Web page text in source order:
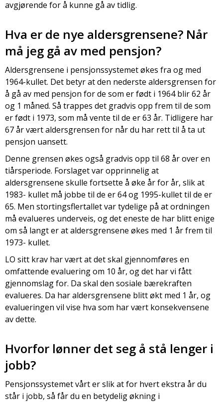
avgjørende for å kunne gå av tidlig.
Hva er de nye aldersgrensene? Når
må jeg gå av med pensjon?
Aldersgrensene i pensjonssystemet økes fra og med
1964-kullet. Det betyr at den nederste aldersgrensen for
å gå av med pensjon for de som er født i 1964 blir 62 år
og 1 måned. Så trappes det gradvis opp frem til de som
er født i 1973, som må vente til de er 63 år. Tidligere har
67 år vært aldersgrensen for når du har rett til å ta ut
pensjon uansett.
Denne grensen økes også gradvis opp til 68 år over en
tiårsperiode. Forslaget var opprinnelig at
aldersgrensene skulle fortsette å øke år for år, slik at
1983- kullet må jobbe til de er 64 og 1995-kullet til de er
65. Men stortingsflertallet var tydelige på at ordningen
må evalueres underveis, og det eneste de har blitt enige
om så langt er at aldersgrensene økes med 1 år frem til
1973- kullet.
LO sitt krav har vært at det skal gjennomføres en
omfattende evaluering om 10 år, og det har vi fått
gjennomslag for. Da skal den sosiale bærekraften
evalueres. Da har aldersgrensene blitt økt med 1 år, og
evalueringen vil vise hva som har vært konsekvensene
av dette.
Hvorfor lønner det seg å stå lenger i
jobb?
Pensjonssystemet vårt er slik at for hvert ekstra år du
står i jobb, så får du en betydelig økning i